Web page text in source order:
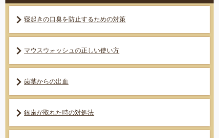
寝起きの口臭を防止するための対策
マウスウォッシュの正しい使い方
歯茎からの出血
銀歯が取れた時の対処法